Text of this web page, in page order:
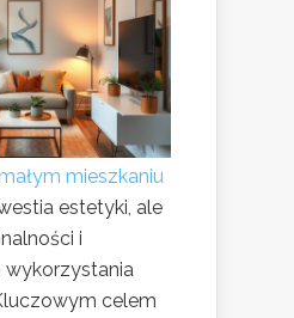
mieszkaniu
estetyki, ale
i
celem